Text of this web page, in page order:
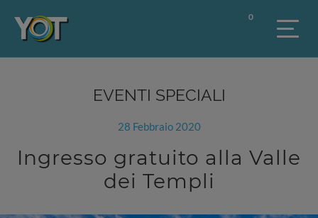
0
EVENTI SPECIALI
28 Febbraio 2020
Ingresso gratuito alla Valle
dei Templi